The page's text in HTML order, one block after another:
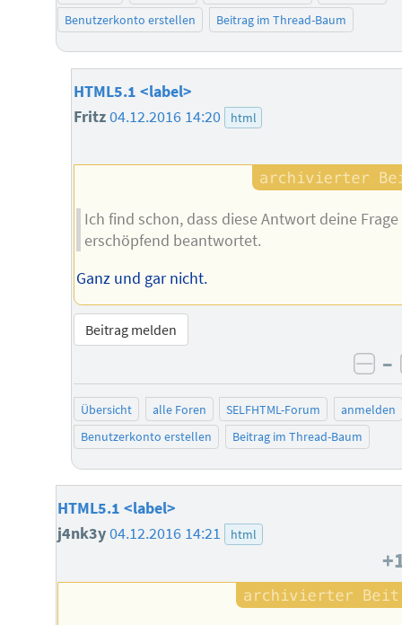
Benutzerkonto erstellen
Beitrag im Thread-Baum
HTML5.1 <label>
Fritz04.12.2016 14:20 html
Ich find schon, dass diese Antwort deine Frage
erschöpfend beantwortet.
Ganz und gar nicht.
Beitrag melden
–
Übersicht alle Foren SELFHTML-Forum
anmelden
Benutzerkonto erstellen
Beitrag im Thread-Baum
HTML5.1 <label>
j4nk3y04.12.2016 14:21 html